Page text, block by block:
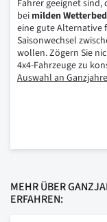
Fahrer geeignet sind,
bei milden
eine gute Alternative
Saisonwechsel
wollen. Zögern Sie
4x4-Fahrzeuge zu
Auswahl an
MEHR ÜBER
ERFAHREN: